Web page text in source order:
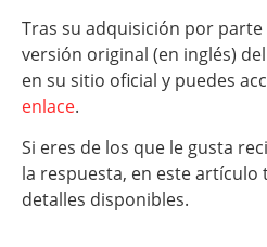
Tras su adquisición por parte
versión original (en inglés)
en su sitio oficial y puedes
enlace.
Si eres de los que le gusta
la respuesta, en este artículo
detalles disponibles.